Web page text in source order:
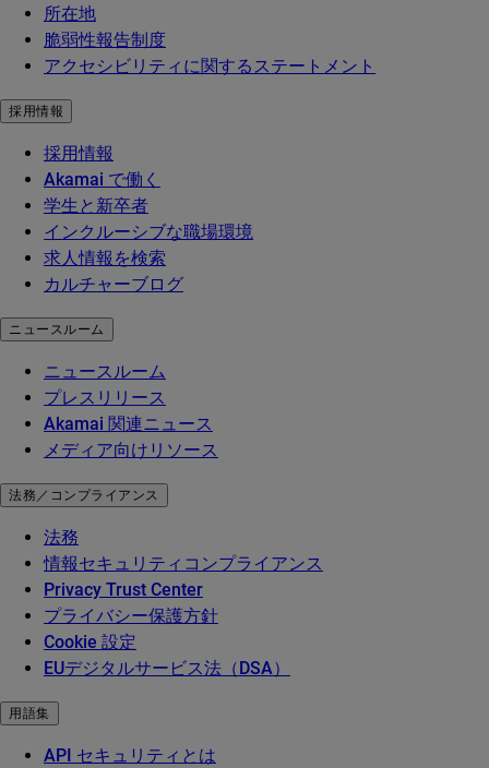
所在地
脆弱性報告制度
アクセシビリティに関するステートメント
採用情報
採用情報
Akamai で働く
学生と新卒者
インクルーシブな職場環境
求人情報を検索
カルチャーブログ
ニュースルーム
ニュースルーム
プレスリリース
Akamai 関連ニュース
メディア向けリソース
法務／コンプライアンス
法務
情報セキュリティコンプライアンス
Privacy Trust Center
プライバシー保護方針
Cookie 設定
EUデジタルサービス法（DSA）
用語集
API セキュリティとは